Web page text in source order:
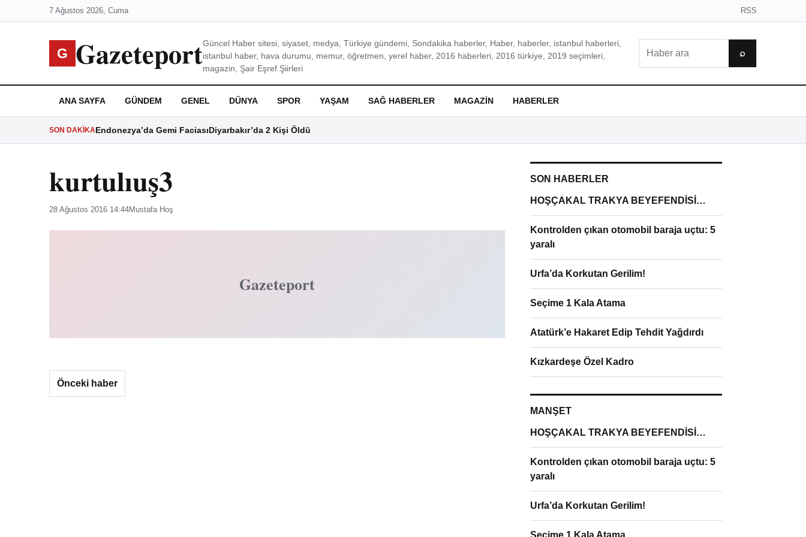
7 Ağustos 2026, Cuma RSS
G GazeteportGüncel Haber sitesi, siyaset, medya, Türkiye gündemi, Sondakika haberler, Haber, haberler, istanbul haberleri,
istanbul haber, hava durumu, memur, öğretmen, yerel haber, 2016 haberleri, 2016 türkiye, 2019 seçimleri,
magazin, Şair Eşref Şiirleri
⌕
ANA SAYFA GÜNDEM GENEL DÜNYA SPOR YAŞAM SAĞ HABERLER MAGAZIN HABERLER
SON DAKIKAEndonezya’da Gemi FaciasıDiyarbakır’da 2 Kişi Öldü
kurtulıuş3
28 Ağustos 2016 14:44Mustafa Hoş
Gazeteport
Önceki haber
SON HABERLER
HOŞÇAKAL TRAKYA BEYEFENDİSİ…
Kontrolden çıkan otomobil baraja uçtu: 5
yaralı
Urfa’da Korkutan Gerilim!
Seçime 1 Kala Atama
Atatürk’e Hakaret Edip Tehdit Yağdırdı
Kızkardeşe Özel Kadro
MANŞET
HOŞÇAKAL TRAKYA BEYEFENDİSİ…
Kontrolden çıkan otomobil baraja uçtu: 5
yaralı
Urfa’da Korkutan Gerilim!
Seçime 1 Kala Atama